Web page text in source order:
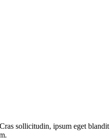
sollicitudin, ipsum eget